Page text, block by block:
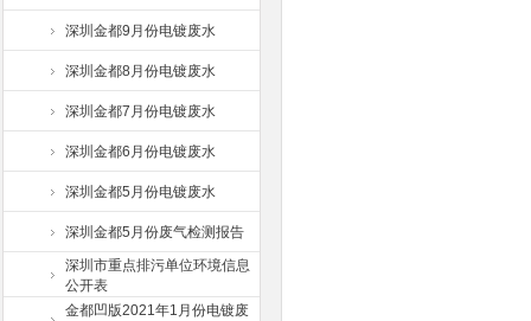
深圳金都9月份电镀废水
深圳金都8月份电镀废水
深圳金都7月份电镀废水
深圳金都6月份电镀废水
深圳金都5月份电镀废水
深圳金都5月份废气检测报告
深圳市重点排污单位环境信息
公开表
金都凹版2021年1月份电镀废